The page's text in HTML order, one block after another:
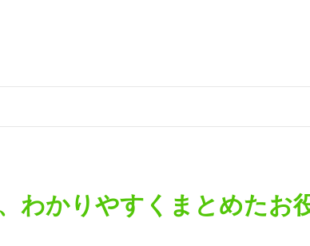
わかりやすくまとめたお